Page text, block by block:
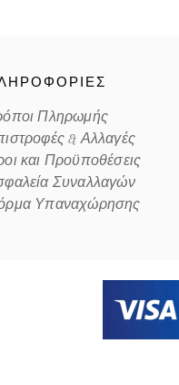
Πληρωμής
& Αλλαγές
και Προϋποθέσεις
Συναλλαγών
Υπαναχώρησης